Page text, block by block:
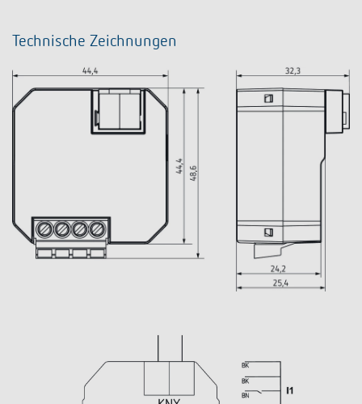
Technische Zeichnungen